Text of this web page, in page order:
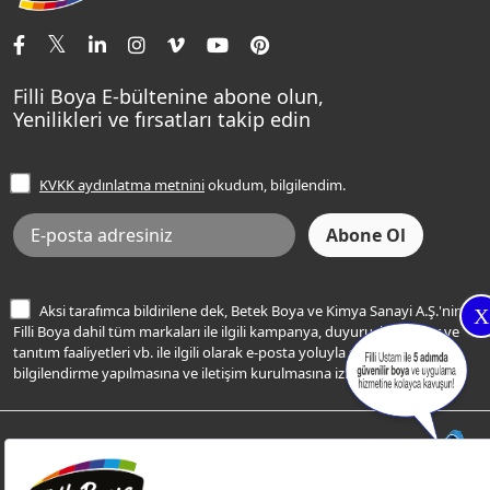
X
Tavan Boyaları
Ev Bakım ve Hobi Boyaları
Yatak Odası Renkleri
Sentomaxx Sentetik Boya
Sentomaxx İpeksi Mat
Momento Life
Şampanya Rengi
Açık Mavi Rengi
Frezya Rengi
İletişim Bilgilerimiz
Renk Danışma
Filli Ustam
Sıkça Sorulan Sorular
Ücretsiz Yalıtım Keşif Hizmeti
Bilgi Toplumu Hizmetleri
İnternet Sitesi Kullanım Koşulları
KVKK Talep Formu
KVKK Aydınlatma Metni
Filli Boya E-bültenine abone olun,
Yenilikleri ve fırsatları takip edin
KVKK aydınlatma metniniokudum, bilgilendim.
Aksi tarafımca bildirilene dek, Betek Boya ve Kimya Sanayi A.Ş.'nin
Filli Boya dahil tüm markaları ile ilgili kampanya, duyuru, hizmetler ve
tanıtım faaliyetleri vb. ile ilgili olarak e-posta yoluyla şahsıma
bilgilendirme yapılmasına ve iletişim kurulmasına izin veriyorum.